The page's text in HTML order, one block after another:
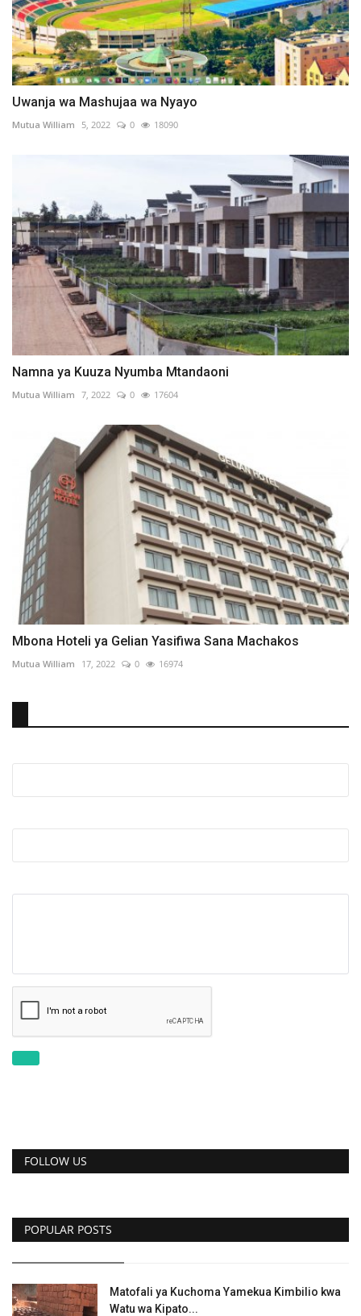
Uwanja wa Mashujaa wa Nyayo
Mutua William 5, 2022 0 18090
Namna ya Kuuza Nyumba Mtandaoni
Mutua William 7, 2022 0 17604
Mbona Hoteli ya Gelian Yasifiwa Sana Machakos
Mutua William 17, 2022 0 16974
FOLLOW US
POPULAR POSTS
Matofali ya Kuchoma Yamekua Kimbilio kwa
Watu wa Kipato...